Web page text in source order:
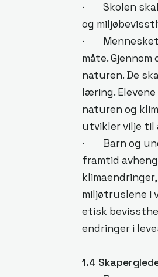
· Skolen skal
og
· Mennesket
måte.
naturen. De
læring.
naturen og
utvikler vilje til
· Barn og
framtid
miljøtruslene i
etisk
endringer i
1.4